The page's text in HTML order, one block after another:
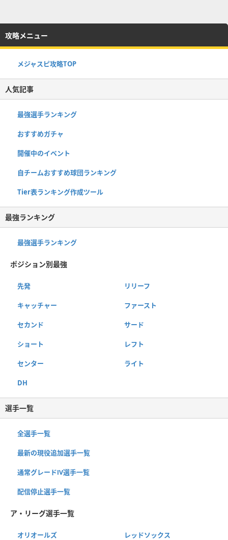
攻略メニュー
メジャスピ攻略TOP
人気記事
最強選手ランキング
おすすめガチャ
開催中のイベント
自チームおすすめ球団ランキング
Tier表ランキング作成ツール
最強ランキング
最強選手ランキング
ポジション別最強
先発 リリーフ
キャッチャー ファースト
セカンド サード
ショート レフト
センター ライト
DH
選手一覧
全選手一覧
最新の現役追加選手一覧
通常グレードⅣ選手一覧
配信停止選手一覧
ア・リーグ選手一覧
オリオールズ レッドソックス